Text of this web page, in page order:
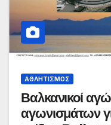
ΑΘΛΗΤΙΣΜΌΣ
Βαλκανικοί
αγωνισμάτων